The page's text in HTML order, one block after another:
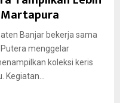
Banjar bekerja sama
menggelar
koleksi keris